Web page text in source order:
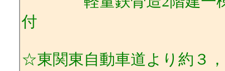
付
☆東関東自動車道より約３